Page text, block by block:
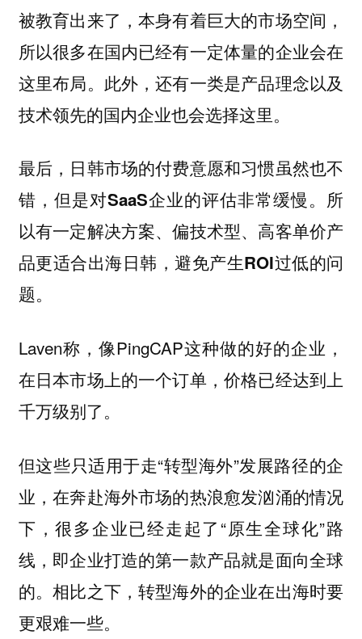
被教育出来了，本身有着巨大的市场空间，
所以很多在国内已经有一定体量的企业会在
这里布局。此外，还有一类是产品理念以及
技术领先的国内企业也会选择这里。
最后，日韩市场的付费意愿和习惯虽然也不
错，但是对SaaS企业的评估非常缓慢。所
以有一定解决方案、偏技术型、高客单价产
品更适合出海日韩，避免产生ROI过低的问
题。
Laven称，像PingCAP这种做的好的企业，
在日本市场上的一个订单，价格已经达到上
千万级别了。
但这些只适用于走“转型海外”发展路径的企
业，在奔赴海外市场的热浪愈发汹涌的情况
下，很多企业已经走起了“原生全球化”路
线，即企业打造的第一款产品就是面向全球
的。相比之下，转型海外的企业在出海时要
更艰难一些。